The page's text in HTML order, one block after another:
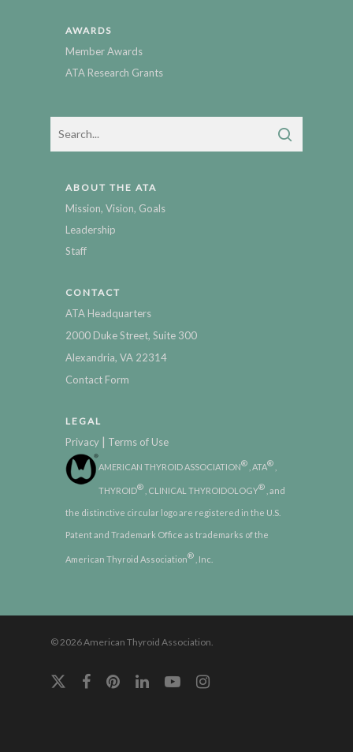
AWARDS
Member Awards
ATA Research Grants
ABOUT THE ATA
Mission, Vision, Goals
Leadership
Staff
CONTACT
ATA Headquarters
2000 Duke Street, Suite 300
Alexandria, VA 22314
Contact Form
LEGAL
Privacy | Terms of Use
AMERICAN THYROID ASSOCIATION® , ATA®
THYROID® , CLINICAL THYROIDOLOGY® , and
the distinctive circular logo are registered in the U.S.
Patent and Trademark Office as trademarks of the
American Thyroid Association® , Inc.
© 2026 American Thyroid Association.